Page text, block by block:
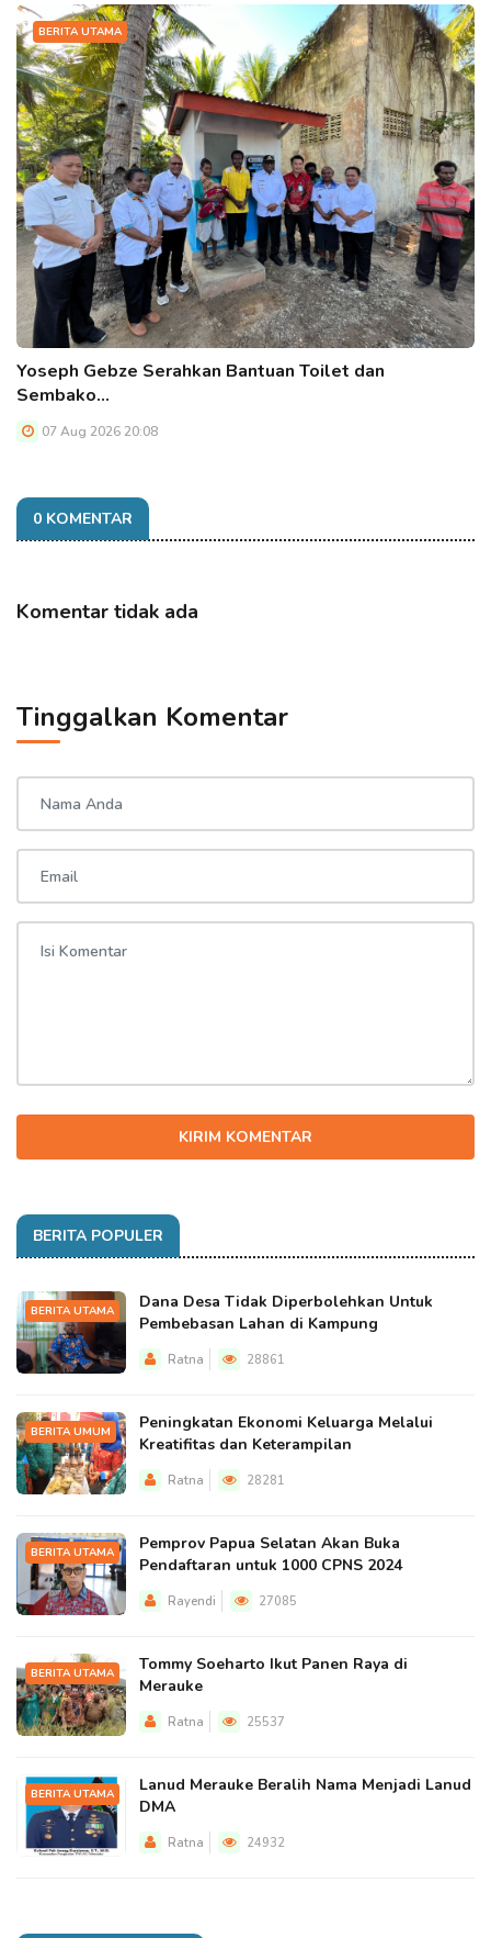
BERITA UTAMA
Yoseph Gebze Serahkan Bantuan Toilet dan
Sembako…
07 Aug 2026 20:08
0 KOMENTAR
Komentar tidak ada
Tinggalkan Komentar
KIRIM KOMENTAR
BERITA POPULER
BERITA UTAMA
Dana Desa Tidak Diperbolehkan Untuk
Pembebasan Lahan di Kampung
Ratna 28861
BERITA UMUM
Peningkatan Ekonomi Keluarga Melalui
Kreatifitas dan Keterampilan
Ratna 28281
BERITA UTAMA
Pemprov Papua Selatan Akan Buka
Pendaftaran untuk 1000 CPNS 2024
Rayendi 27085
BERITA UTAMA
Tommy Soeharto Ikut Panen Raya di
Merauke
Ratna 25537
BERITA UTAMA
Lanud Merauke Beralih Nama Menjadi Lanud
DMA
Ratna 24932